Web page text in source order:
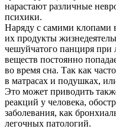
нарастают различные
психики.
Наряду с самими клопами
их продукты
чешуйчатого панциря при
веществ постоянно
во время сна. Так как
в матрасах и подушках,
Это может приводить
реакций у человека,
заболевания, как
легочных патологий.